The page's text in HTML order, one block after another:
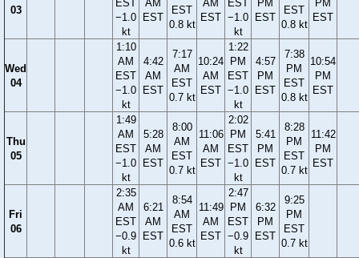
03
EST
−1.0
kt
AM
EST
EST
0.8 kt
AM
EST
EST
−1.0
kt
PM
EST
EST
0.8 kt
PM
EST
Wed
04
1:10
AM
EST
−1.0
kt
4:42
AM
EST
7:17
AM
EST
0.7 kt
10:24
AM
EST
1:22
PM
EST
−1.0
kt
4:57
PM
EST
7:38
PM
EST
0.8 kt
10:54
PM
EST
Thu
05
1:49
AM
EST
−1.0
kt
5:28
AM
EST
8:00
AM
EST
0.7 kt
11:06
AM
EST
2:02
PM
EST
−1.0
kt
5:41
PM
EST
8:28
PM
EST
0.7 kt
11:42
PM
EST
Fri
06
2:35
AM
EST
−0.9
kt
6:21
AM
EST
8:54
AM
EST
0.6 kt
11:49
AM
EST
2:47
PM
EST
−0.9
kt
6:32
PM
EST
9:25
PM
EST
0.7 kt